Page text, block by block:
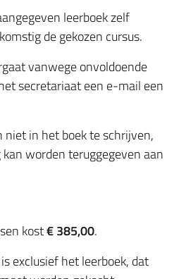
leerboek zelf
de gekozen cursus.
vanwege onvoldoende
secretariaat een e-mail een
in het boek te schrijven,
worden teruggegeven aan
kost€ 385,00.
exclusief het leerboek, dat